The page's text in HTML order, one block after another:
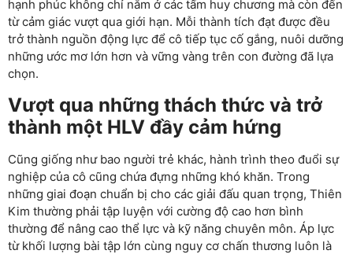
hạnh phúc không chỉ nằm ở các tấm huy chương mà còn đến
từ cảm giác vượt qua giới hạn. Mỗi thành tích đạt được đều
trở thành nguồn động lực để cô tiếp tục cố gắng, nuôi dưỡng
những ước mơ lớn hơn và vững vàng trên con đường đã lựa
chọn.
Vượt qua những thách thức và trở
thành một HLV đầy cảm hứng
Cũng giống như bao người trẻ khác, hành trình theo đuổi sự
nghiệp của cô cũng chứa đựng những khó khăn. Trong
những giai đoạn chuẩn bị cho các giải đấu quan trọng, Thiên
Kim thường phải tập luyện với cường độ cao hơn bình
thường để nâng cao thể lực và kỹ năng chuyên môn. Áp lực
từ khối lượng bài tập lớn cùng nguy cơ chấn thương luôn là